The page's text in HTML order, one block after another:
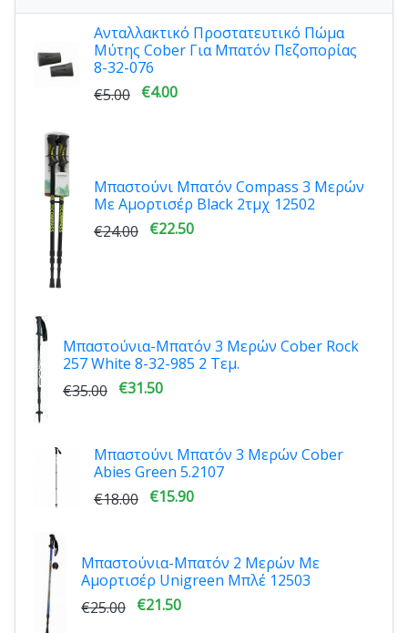
Ανταλλακτικό Προστατευτικό Πώμα
Μύτης Cober Για Μπατόν Πεζοπορίας
8-32-076
€5.00 €4.00
Μπαστούνι Μπατόν Compass 3 Μερών
Με Αμορτισέρ Black 2τμχ 12502
€24.00 €22.50
Μπαστούνια-Μπατόν 3 Μερών Cober Rock
257 White 8-32-985 2 Τεμ.
€35.00 €31.50
Μπαστούνι Μπατόν 3 Μερών Cober
Abies Green 5.2107
€18.00 €15.90
Μπαστούνια-Μπατόν 2 Μερών Με
Αμορτισέρ Unigreen Μπλέ 12503
€25.00 €21.50